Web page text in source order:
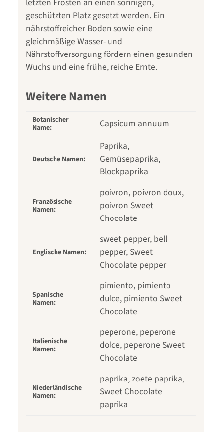
letzten Frösten an einen sonnigen,
geschützten Platz gesetzt werden. Ein
nährstoffreicher Boden sowie eine
gleichmäßige Wasser- und
Nährstoffversorgung fördern einen gesunden
Wuchs und eine frühe, reiche Ernte.
Weitere Namen
Botanischer
Name:
Capsicum annuum
Deutsche Namen:
Paprika,
Gemüsepaprika,
Blockpaprika
Französische
Namen:
poivron, poivron doux,
poivron Sweet
Chocolate
Englische Namen:
sweet pepper, bell
pepper, Sweet
Chocolate pepper
Spanische
Namen:
pimiento, pimiento
dulce, pimiento Sweet
Chocolate
Italienische
Namen:
peperone, peperone
dolce, peperone Sweet
Chocolate
Niederländische
Namen:
paprika, zoete paprika,
Sweet Chocolate
paprika